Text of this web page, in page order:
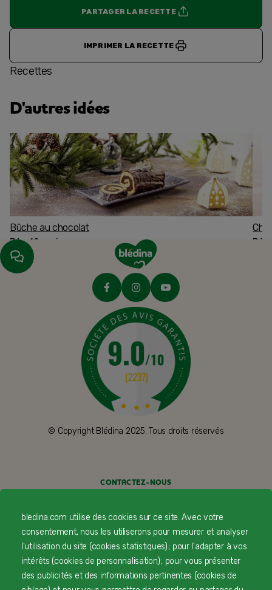
PARTAGER LA RECETTE
IMPRIMER LA RECETTE
Recettes
D'autres idées
Bûche au chocolat
Dès 12 mois
© Copyright Blédina 2025. Tous droits réservés
CONTACTEZ-NOUS
PAIEMENT SÉCURISÉ
PROFESSIONNELS DE SANTÉ
bledina.com utilise des cookies sur ce site. Avec votre
consentement, nous les utiliserons pour mesurer et analyser
l'utilisation du site (cookies statistiques) ; pour l'adapter à vos
intérêts (cookies de personnalisation) ; pour vous présenter
des publicités et des informations pertinentes (cookies de